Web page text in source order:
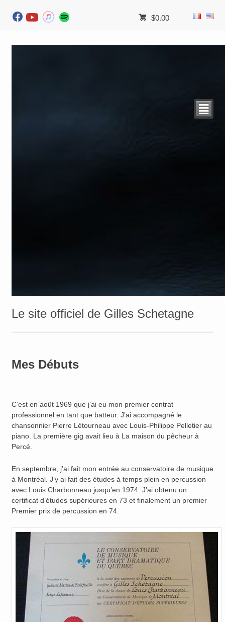
$0.00
Le site officiel de Gilles Schetagne
²
Mes Débuts
C’est en août 1969 que j’ai eu mon premier contrat
professionnel en tant que batteur. J’ai accompagné le
chansonnier Pierre Létourneau avec Louis-Philippe Pelletier au
piano. La première gig avait lieu à La maison du pêcheur à
Percé.
En septembre, j’ai fait mon entrée au conservatoire de musique
à Montréal. J’y ai fait des études à temps plein en percussion
avec Louis Charbonneau jusqu’en 1974. J’ai obtenu un
certificat d’études supérieures en 73 et finalement un premier
Premier prix de percussion en 74.